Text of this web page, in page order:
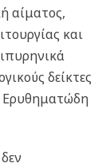
αίματος,
και
δείκτες
Ερυθηματώδη